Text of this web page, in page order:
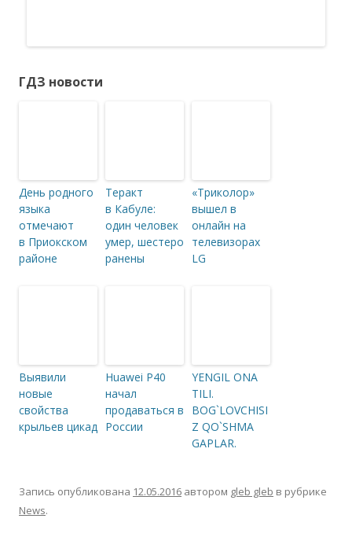
ГДЗ новости
День родного
языка
отмечают
в Приокском
районе
Теракт
в Кабуле:
один человек
умер, шестеро
ранены
«Триколор»
вышел в
онлайн на
телевизорах
LG
Выявили
новые
свойства
крыльев цикад
Huawei P40
начал
продаваться в
России
YENGIL ONA
TILI.
BOG`LOVCHISI
Z QO`SHMA
GAPLAR.
Запись опубликована 12.05.2016 автором gleb gleb в рубрике
News.